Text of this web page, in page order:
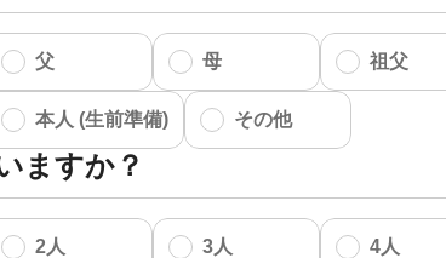
父 母 祖父
本人 (生前準備) その他
ますか？
2人 3人 4人